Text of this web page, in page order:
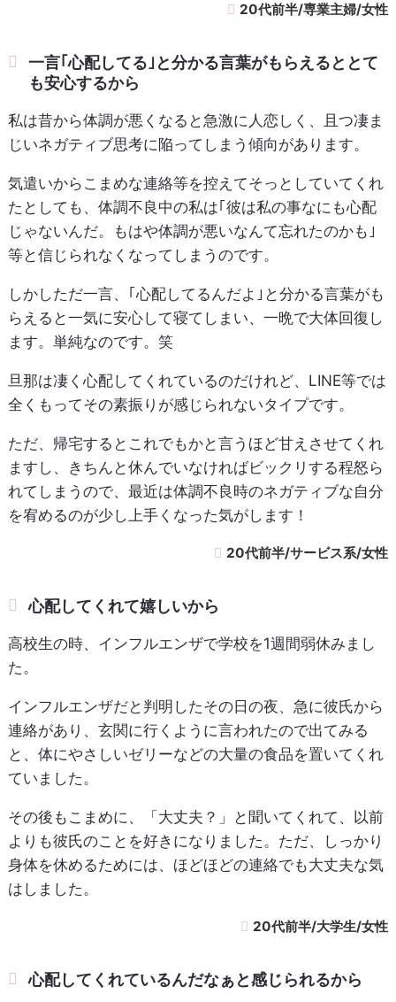
20代前半/専業主婦/女性
一言｢心配してる｣と分かる言葉がもらえるととて
も安心するから
私は昔から体調が悪くなると急激に人恋しく、且つ凄ま
じいネガティブ思考に陥ってしまう傾向があります。
気遣いからこまめな連絡等を控えてそっとしていてくれ
たとしても、体調不良中の私は｢彼は私の事なにも心配
じゃないんだ。もはや体調が悪いなんて忘れたのかも｣
等と信じられなくなってしまうのです。
しかしただ一言、｢心配してるんだよ｣と分かる言葉がも
らえると一気に安心して寝てしまい、一晩で大体回復し
ます。単純なのです。笑
旦那は凄く心配してくれているのだけれど、LINE等では
全くもってその素振りが感じられないタイプです。
ただ、帰宅するとこれでもかと言うほど甘えさせてくれ
ますし、きちんと休んでいなければビックリする程怒ら
れてしまうので、最近は体調不良時のネガティブな自分
を宥めるのが少し上手くなった気がします！
20代前半/サービス系/女性
心配してくれて嬉しいから
高校生の時、インフルエンザで学校を1週間弱休みまし
た。
インフルエンザだと判明したその日の夜、急に彼氏から
連絡があり、玄関に行くように言われたので出てみる
と、体にやさしいゼリーなどの大量の食品を置いてくれ
ていました。
その後もこまめに、「大丈夫？」と聞いてくれて、以前
よりも彼氏のことを好きになりました。ただ、しっかり
身体を休めるためには、ほどほどの連絡でも大丈夫な気
はしました。
20代前半/大学生/女性
心配してくれているんだなぁと感じられるから